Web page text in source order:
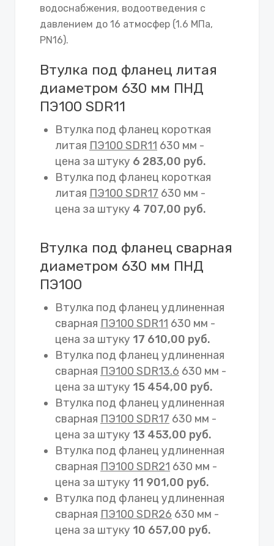
водоснабжения, водоотведения с
давлением до 16 атмосфер (1.6 МПа,
PN16).
Втулка под фланец литая
диаметром 630 мм ПНД
ПЭ100 SDR11
Втулка под фланец короткая
литая ПЭ100 SDR11 630 мм -
цена за штуку 6 283,00 руб.
Втулка под фланец короткая
литая ПЭ100 SDR17 630 мм -
цена за штуку 4 707,00 руб.
Втулка под фланец сварная
диаметром 630 мм ПНД
ПЭ100
Втулка под фланец удлиненная
сварная ПЭ100 SDR11 630 мм -
цена за штуку 17 610,00 руб.
Втулка под фланец удлиненная
сварная ПЭ100 SDR13.6 630 мм -
цена за штуку 15 454,00 руб.
Втулка под фланец удлиненная
сварная ПЭ100 SDR17 630 мм -
цена за штуку 13 453,00 руб.
Втулка под фланец удлиненная
сварная ПЭ100 SDR21 630 мм -
цена за штуку 11 901,00 руб.
Втулка под фланец удлиненная
сварная ПЭ100 SDR26 630 мм -
цена за штуку 10 657,00 руб.